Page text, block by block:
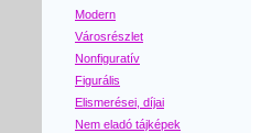
Modern
Városrészlet
Nonfiguratív
Figurális
Elismerései, díjai
Nem eladó tájképek